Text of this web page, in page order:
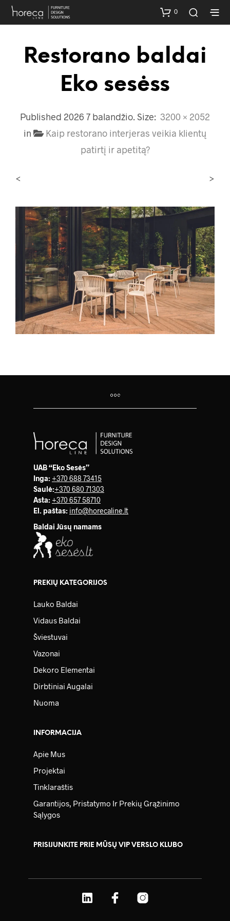
0
Restorano baldai
Eko sesėss
Published 2026 7 balandžio. Size: 3200 × 2052
in
Kaip restorano interjeras veikia klientų
patirtį ir apetitą?
< >
UAB “Eko Sesės”
Inga: +370 688 73415
Saulė:+370 680 71303
Asta: +370 657 58710
El. paštas: info@horecaline.lt
Baldai Jūsų namams
PREKIŲ KATEGORIJOS
Lauko Baldai
Vidaus Baldai
Šviestuvai
Vazonai
Dekoro Elementai
Dirbtiniai Augalai
Nuoma
INFORMACIJA
Apie Mus
Projektai
Tinklaraštis
Garantijos, Pristatymo Ir Prekių Grąžinimo
Sąlygos
PRISIJUNKITE PRIE MŪSŲ VIP VERSLO KLUBO